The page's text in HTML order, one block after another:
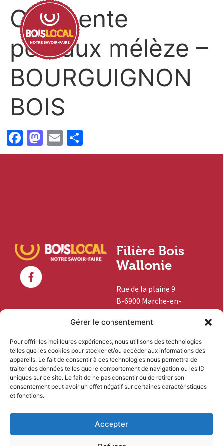
Gérer le consentement
Pour offrir les meilleures expériences, nous utilisons des technologies
telles que les cookies pour stocker et/ou accéder aux informations des
appareils. Le fait de consentir à ces technologies nous permettra de
traiter des données telles que le comportement de navigation ou les ID
uniques sur ce site. Le fait de ne pas consentir ou de retirer son
consentement peut avoir un effet négatif sur certaines caractéristiques
et fonctions.
Accepter
Charpente
poteaux mélèze –
BOURGUIGNON
BOIS
Facebook
Mastodon
Email
Filière Bois
Wallonie
Rue de la plaine 9
B-6900 Marche-en-
+32 (0)84 46 03 45
info@boislocal.be
Vous êtes